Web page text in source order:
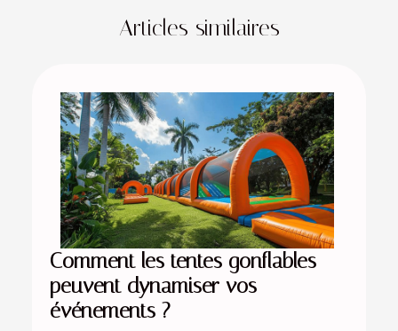
Articles similaires
Comment les tentes gonflables
peuvent dynamiser vos
événements ?